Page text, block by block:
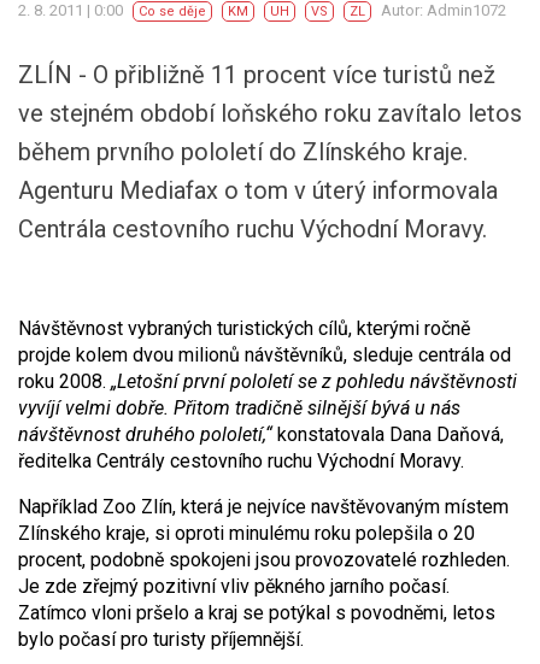
2. 8. 2011 | 0:00 Co se děje KM UH VS ZL Autor: Admin1072
ZLÍN - O přibližně 11 procent více turistů než
ve stejném období loňského roku zavítalo letos
během prvního pololetí do Zlínského kraje.
Agenturu Mediafax o tom v úterý informovala
Centrála cestovního ruchu Východní Moravy.
Návštěvnost vybraných turistických cílů, kterými ročně
projde kolem dvou milionů návštěvníků, sleduje centrála od
roku 2008. „Letošní první pololetí se z pohledu návštěvnosti
vyvíjí velmi dobře. Přitom tradičně silnější bývá u nás
návštěvnost druhého pololetí,“konstatovala Dana Daňová,
ředitelka Centrály cestovního ruchu Východní Moravy.
Například Zoo Zlín, která je nejvíce navštěvovaným místem
Zlínského kraje, si oproti minulému roku polepšila o 20
procent, podobně spokojeni jsou provozovatelé rozhleden.
Je zde zřejmý pozitivní vliv pěkného jarního počasí.
Zatímco vloni pršelo a kraj se potýkal s povodněmi, letos
bylo počasí pro turisty příjemnější.